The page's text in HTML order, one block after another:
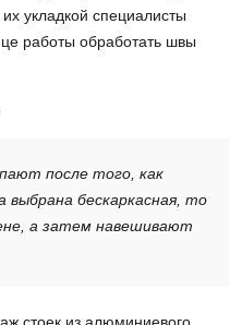
укладкой специалисты
работы обработать швы
после того, как
бескаркасная, то
а затем навешивают